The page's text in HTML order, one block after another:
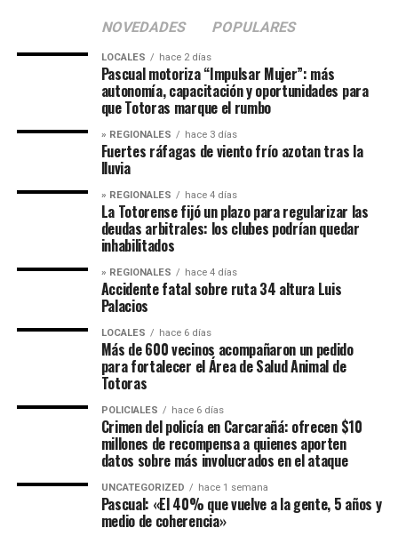
NOVEDADES POPULARES
LOCALES hace 2 días
Pascual motoriza “Impulsar Mujer”: más
autonomía, capacitación y oportunidades para
que Totoras marque el rumbo
» REGIONALES hace 3 días
Fuertes ráfagas de viento frío azotan tras la
lluvia
» REGIONALES hace 4 días
La Totorense fijó un plazo para regularizar las
deudas arbitrales: los clubes podrían quedar
inhabilitados
» REGIONALES hace 4 días
Accidente fatal sobre ruta 34 altura Luis
Palacios
LOCALES hace 6 días
Más de 600 vecinos acompañaron un pedido
para fortalecer el Área de Salud Animal de
Totoras
POLICIALES hace 6 días
Crimen del policía en Carcarañá: ofrecen $10
millones de recompensa a quienes aporten
datos sobre más involucrados en el ataque
UNCATEGORIZED hace 1 semana
Pascual: «El 40% que vuelve a la gente, 5 años y
medio de coherencia»